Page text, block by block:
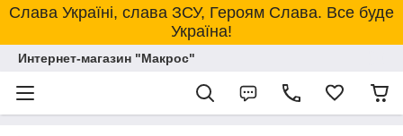
Слава Україні, слава ЗСУ, Героям Слава. Все буде
Україна!
Интернет-магазин "Макрос"